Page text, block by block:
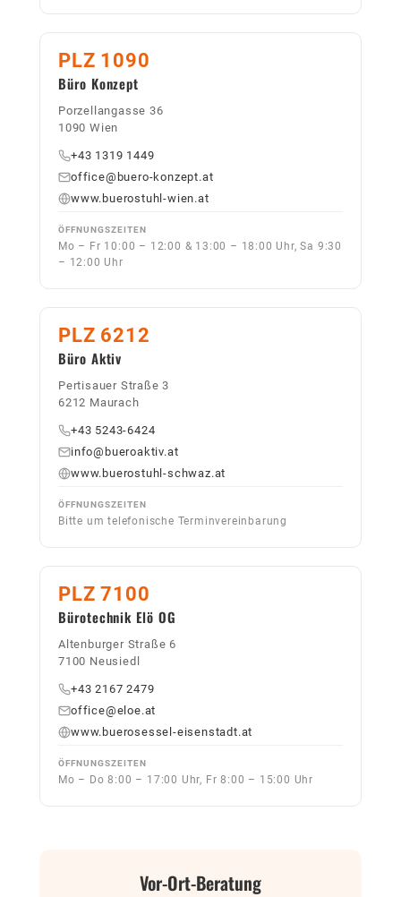
PLZ 1090
Büro Konzept
Porzellangasse 36
1090 Wien
+43 1319 1449
office@buero-konzept.at
www.buerostuhl-wien.at
ÖFFNUNGSZEITEN
Mo – Fr 10:00 – 12:00 & 13:00 – 18:00 Uhr, Sa 9:30
– 12:00 Uhr
PLZ 6212
Büro Aktiv
Pertisauer Straße 3
6212 Maurach
+43 5243-6424
info@bueroaktiv.at
www.buerostuhl-schwaz.at
ÖFFNUNGSZEITEN
Bitte um telefonische Terminvereinbarung
PLZ 7100
Bürotechnik Elö OG
Altenburger Straße 6
7100 Neusiedl
+43 2167 2479
office@eloe.at
www.buerosessel-eisenstadt.at
ÖFFNUNGSZEITEN
Mo – Do 8:00 – 17:00 Uhr, Fr 8:00 – 15:00 Uhr
Vor-Ort-Beratung